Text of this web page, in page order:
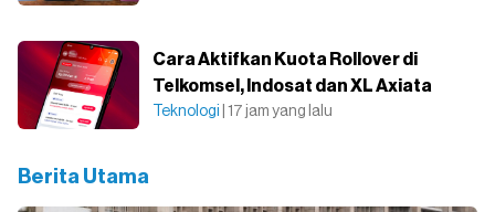
Cara Aktifkan Kuota Rollover di
Telkomsel, Indosat dan XL Axiata
Teknologi | 17 jam yang lalu
Berita Utama